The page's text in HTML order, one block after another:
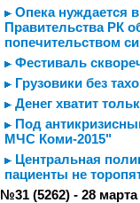
Опека нуждается
Правительства РК
попечительством
Фестиваль
Грузовики без
Денег хватит
Под
МЧС Коми-2015"
Центральная
пациенты не
№31 (5262) - 28 марта